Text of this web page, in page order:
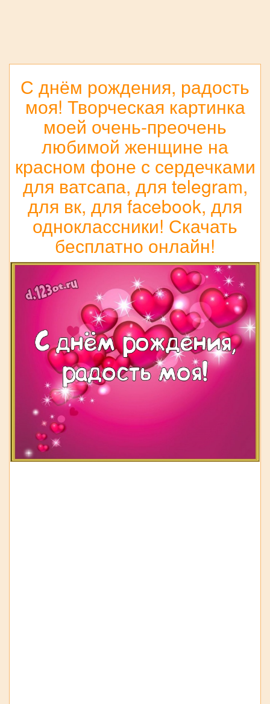
С днём рождения, радость
моя! Творческая картинка
моей очень-преочень
любимой женщине на
красном фоне с сердечками
для ватсапа, для telegram,
для вк, для facebook, для
одноклассники! Скачать
бесплатно онлайн!